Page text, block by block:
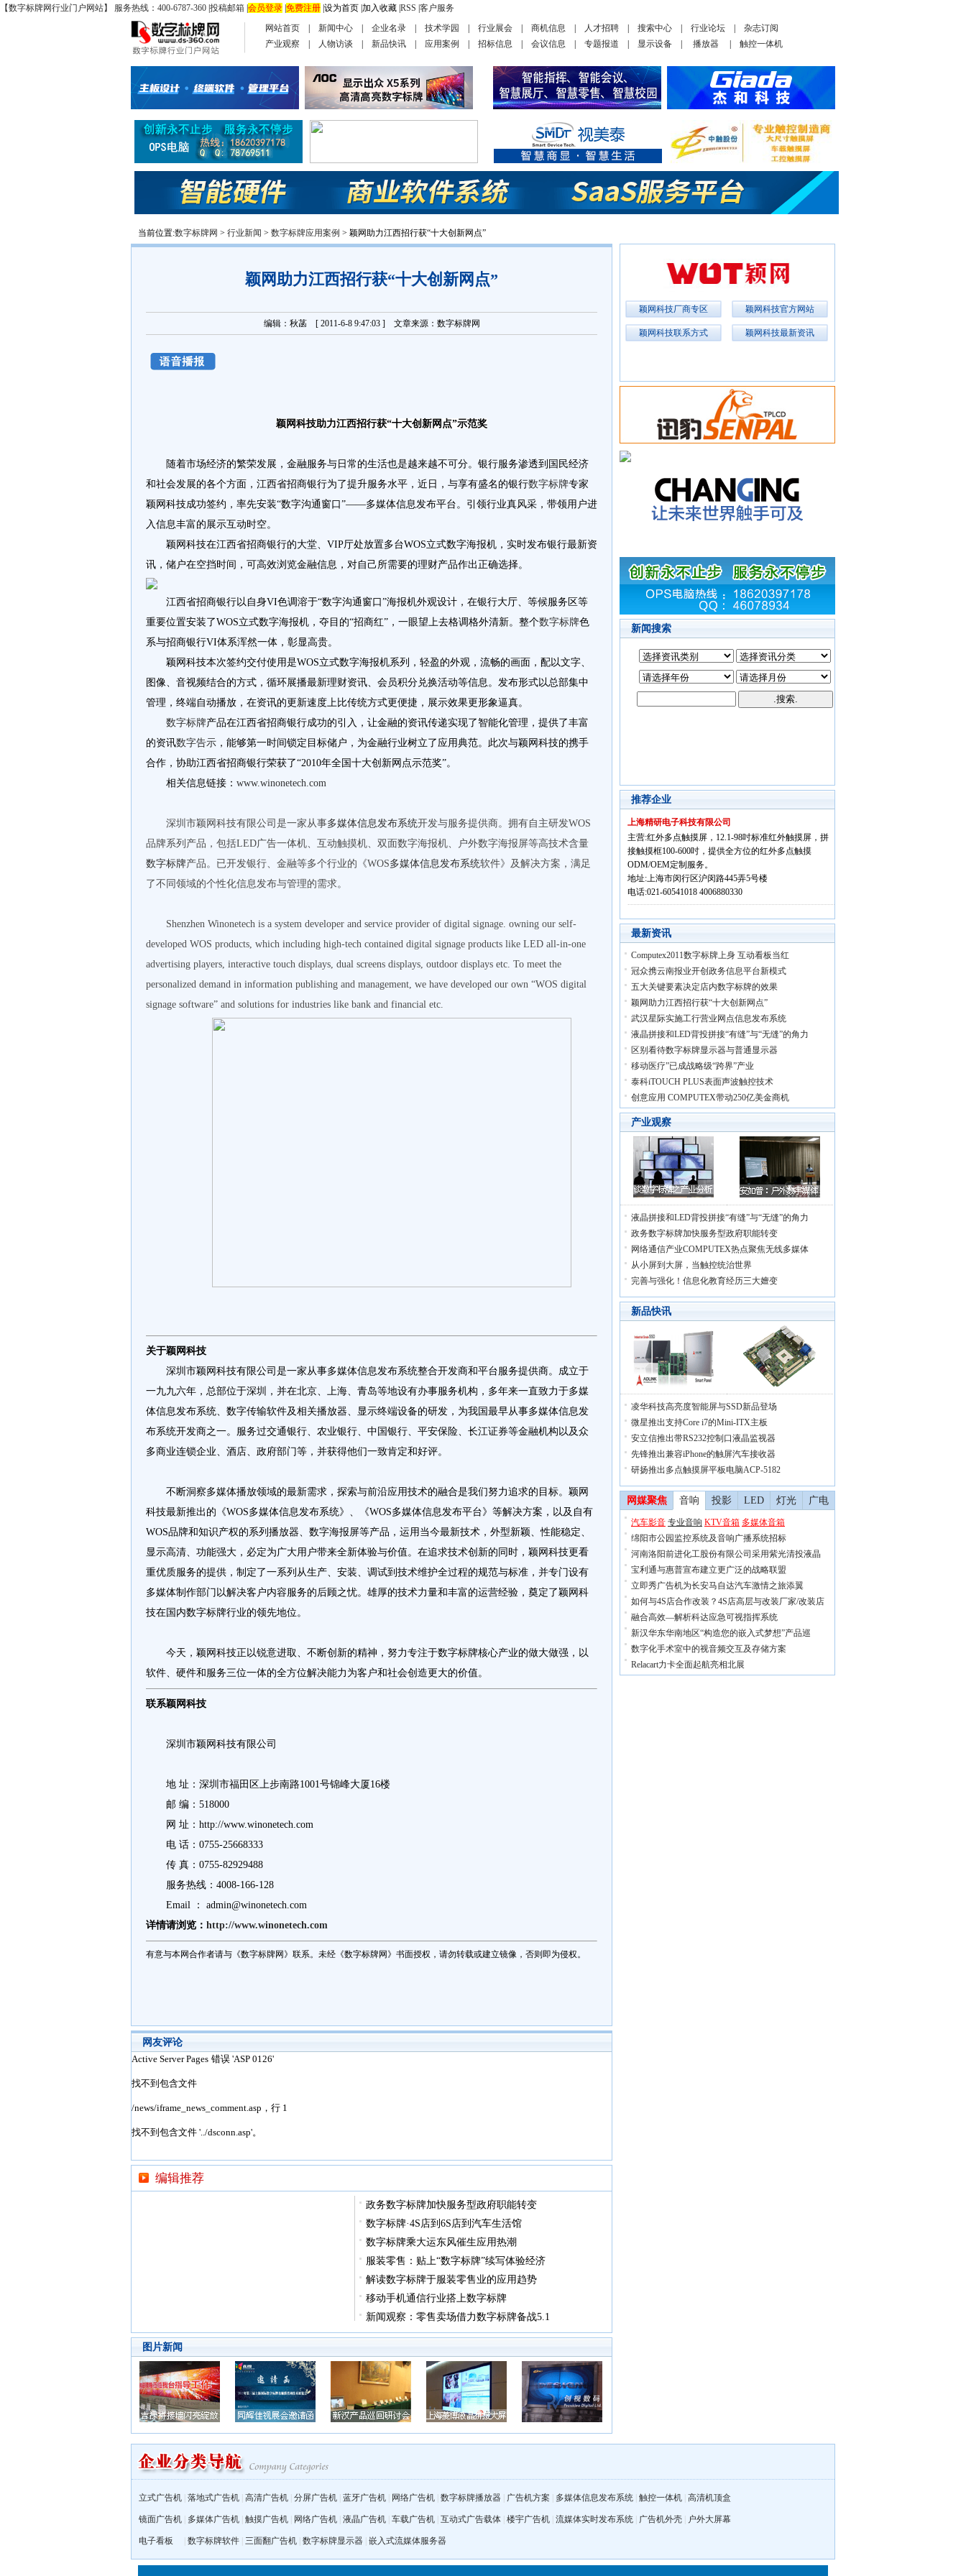
【数字标牌网行业门户网站】 服务热线：400-6787-360 投稿邮箱 会员登录 免费注册 设为首页 加入收藏 RSS 客户服务
网站首页
新闻中心 企业名录 技术学园 行业展会 商机信息 人才招聘 搜索中心 行业论坛
杂志订阅
产业观察
人物访谈 新品快讯 应用案例 招标信息 会议信息 专题报道 显示设备 播放器 触控一体机
当前位置:数字标牌网 > 行业新闻 > 数字标牌应用案例 > 颖网助力江西招行获“十大创新网点”
颖网助力江西招行获“十大创新网点”
编辑：秋菡 [ 2011-6-8 9:47:03 ] 文章来源：数字标牌网
颖网科技助力江西招行获“十大创新网点”示范奖
随着市场经济的繁荣发展，金融服务与日常的生活也是越来越不可分。银行服务渗透到国民经济
和社会发展的各个方面，江西省招商银行为了提升服务水平，近日，与享有盛名的银行数字标牌专家
颖网科技成功签约，率先安装“数字沟通窗口”——多媒体信息发布平台。引领行业真风采，带领用户进
入信息丰富的展示互动时空。
颖网科技在江西省招商银行的大堂、VIP厅处放置多台WOS立式数字海报机，实时发布银行最新资
讯，储户在空挡时间，可高效浏览金融信息，对自己所需要的理财产品作出正确选择。
江西省招商银行以自身VI色调溶于“数字沟通窗口”海报机外观设计，在银行大厅、等候服务区等
重要位置安装了WOS立式数字海报机，夺目的“招商红”，一眼望上去格调格外清新。整个数字标牌色
系与招商银行VI体系浑然一体，彰显高贵。
颖网科技本次签约交付使用是WOS立式数字海报机系列，轻盈的外观，流畅的画面，配以文字、
图像、音视频结合的方式，循环展播最新理财资讯、会员积分兑换活动等信息。发布形式以总部集中
管理，终端自动播放，在资讯的更新速度上比传统方式更便捷，展示效果更形象逼真。
数字标牌产品在江西省招商银行成功的引入，让金融的资讯传递实现了智能化管理，提供了丰富
的资讯数字告示 ，能够第一时间锁定目标储户，为金融行业树立了应用典范。此次与颖网科技的携手
合作，协助江西省招商银行荣获了“2010年全国十大创新网点示范奖”。
相关信息链接： www.winonetech.com
深圳市颖网科技有限公司是一家从事多媒体信息发布系统开发与服务提供商。拥有自主研发WOS
品牌系列产品，包括LED广告一体机、互动触摸机、双面数字海报机、户外数字海报屏等高技术含量
数字标牌产品。已开发银行、金融等多个行业的《WOS多媒体信息发布系统软件》及解决方案，满足
了不同领域的个性化信息发布与管理的需求。
Shenzhen Winonetech is a system developer and service provider of digital signage. owning our self-
developed WOS products, which including high-tech contained digital signage products like LED all-in-one
advertising players, interactive touch displays, dual screens displays, outdoor displays etc. To meet the
personalized demand in information publishing and management, we have developed our own “WOS digital
signage software” and solutions for industries like bank and financial etc.
关于颖网科技
深圳市颖网科技有限公司是一家从事多媒体信息发布系统整合开发商和平台服务提供商。成立于
一九九六年，总部位于深圳，并在北京、上海、青岛等地设有办事服务机构，多年来一直致力于多媒
体信息发布系统、数字传输软件及相关播放器、显示终端设备的研发，为我国最早从事多媒体信息发
布系统开发商之一。服务过交通银行、农业银行、中国银行、平安保险、长江证券等金融机构以及众
多商业连锁企业、酒店、政府部门等，并获得他们一致肯定和好评。
不断洞察多媒体播放领域的最新需求，探索与前沿应用技术的融合是我们努力追求的目标。颖网
科技最新推出的《WOS多媒体信息发布系统》、《WOS多媒体信息发布平台》等解决方案，以及自有
WOS品牌和知识产权的系列播放器、数字海报屏等产品，运用当今最新技术，外型新颖、性能稳定、
显示高清、功能强大，必定为广大用户带来全新体验与价值。在追求技术创新的同时，颖网科技更看
重优质服务的提供，制定了一系列从生产、安装、调试到技术维护全过程的规范与标准，并专门设有
多媒体制作部门以解决客户内容服务的后顾之忧。雄厚的技术力量和丰富的运营经验，奠定了颖网科
技在国内数字标牌行业的领先地位。
今天，颖网科技正以锐意进取、不断创新的精神，努力专注于数字标牌核心产业的做大做强，以
软件、硬件和服务三位一体的全方位解决能力为客户和社会创造更大的价值。
联系颖网科技
深圳市颖网科技有限公司
地 址：深圳市福田区上步南路1001号锦峰大厦16楼
邮 编：518000
网 址：http://www.winonetech.com
电 话：0755-25668333
传 真：0755-82929488
服务热线：4008-166-128
Email ： admin@winonetech.com
详情请浏览： http://www.winonetech.com
有意与本网合作者请与《数字标牌网》联系。未经《数字标牌网》书面授权，请勿转载或建立镜像，否则即为侵权。
网友评论
编辑推荐
政务数字标牌加快服务型政府职能转变
数字标牌·4S店到6S店到汽车生活馆
数字标牌乘大运东风催生应用热潮
服装零售：贴上“数字标牌”续写体验经济
解读数字标牌于服装零售业的应用趋势
移动手机通信行业搭上数字标牌
新闻观察：零售卖场借力数字标牌备战5.1
图片新闻
颖网科技厂商专区 颖网科技官方网站
颖网科技联系方式 颖网科技最新资讯
新闻搜索
推荐企业
上海精研电子科技有限公司
主营:红外多点触摸屏，12.1-98吋标准红外触摸屏，拼
接触摸框100-600吋，提供全方位的红外多点触摸
ODM/OEM定制服务。
地址:上海市闵行区沪闵路445弄5号楼
电话:021-60541018 4006880330
最新资讯
Computex2011数字标牌上身 互动看板当红
冠众携云南报业开创政务信息平台新模式
五大关键要素决定店内数字标牌的效果
颖网助力江西招行获“十大创新网点”
武汉星际实施工行营业网点信息发布系统
液晶拼接和LED背投拼接“有缝”与“无缝”的角力
区别看待数字标牌显示器与普通显示器
移动医疗”已成战略级“跨界”产业
泰科iTOUCH PLUS表面声波触控技术
创意应用 COMPUTEX带动250亿美金商机
产业观察
液晶拼接和LED背投拼接“有缝”与“无缝”的角力
政务数字标牌加快服务型政府职能转变
网络通信产业COMPUTEX热点聚焦无线多媒体
从小屏到大屏，当触控统治世界
完善与强化！信息化教育经历三大嬗变
新品快讯
凌华科技高亮度智能屏与SSD新品登场
微星推出支持Core i7的Mini-ITX主板
安立信推出带RS232控制口液晶监视器
先锋推出兼容iPhone的触屏汽车接收器
研扬推出多点触摸屏平板电脑ACP-5182
网媒聚焦 音响 投影 LED 灯光 广电
汽车影音 专业音响 KTV音箱 多媒体音箱
绵阳市公园监控系统及音响广播系统招标
河南洛阳前进化工股份有限公司采用紫光清投液晶
宝利通与惠普宣布建立更广泛的战略联盟
立即秀广告机为长安马自达汽车激情之旅添翼
如何与4S店合作改装？4S店高层与改装厂家/改装店
融合高效—解析科达应急可视指挥系统
新汉华东华南地区“构造您的嵌入式梦想”产品巡
数字化手术室中的视音频交互及存储方案
Relacart力卡全面起航亮相北展
立式广告机 落地式广告机 高清广告机 分屏广告机 蓝牙广告机 网络广告机 数字标牌播放器 广告机方案 多媒体信息发布系统 触控一体机 高清机顶盒
镜面广告机 多媒体广告机 触摸广告机 网络广告机 液晶广告机 车载广告机 互动式广告载体 楼宇广告机 流媒体实时发布系统 广告机外壳 户外大屏幕
电子看板 数字标牌软件 三面翻广告机 数字标牌显示器 嵌入式流媒体服务器